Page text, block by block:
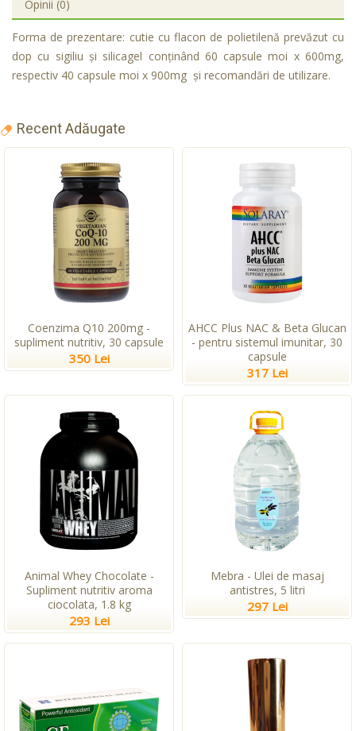
Opinii (0)
Forma de prezentare: cutie cu flacon de polietilenă prevăzut cu
dop cu sigiliu şi silicagel conţinând 60 capsule moi x 600mg,
respectiv 40 capsule moi x 900mg şi recomandări de utilizare.
Recent Adăugate
Coenzima Q10 200mg -
supliment nutritiv, 30 capsule
350 Lei
AHCC Plus NAC & Beta Glucan
- pentru sistemul imunitar, 30
capsule
317 Lei
Animal Whey Chocolate -
Supliment nutritiv aroma
ciocolata, 1.8 kg
293 Lei
Mebra - Ulei de masaj
antistres, 5 litri
297 Lei